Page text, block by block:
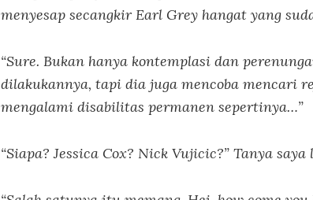
menyesap secangkir Earl Grey hangat yang
“Sure. Bukan hanya kontemplasi dan
dilakukannya, tapi dia juga mencoba mencari
mengalami disabilitas permanen sepertinya…”
“Siapa? Jessica Cox? Nick Vujicic?” Tanya saya